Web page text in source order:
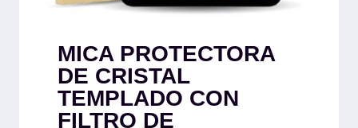
MICA PROTECTORA
DE CRISTAL
TEMPLADO CON
FILTRO DE